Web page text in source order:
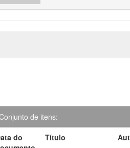
de itens:
do
Título